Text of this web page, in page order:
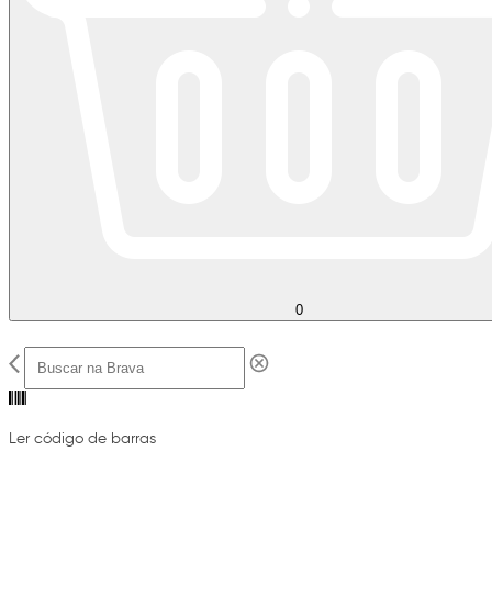
0
Ler código de barras